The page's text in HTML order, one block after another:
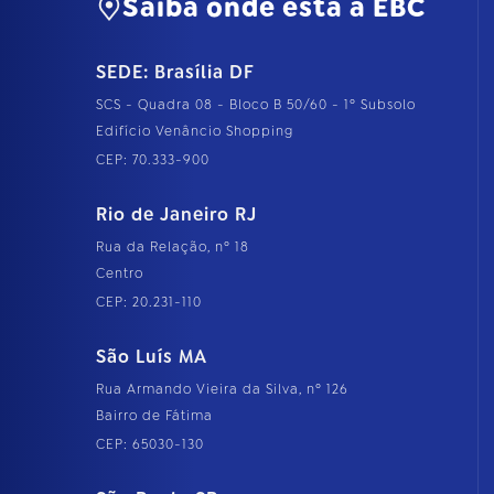
Saiba onde está a EBC
SEDE: Brasília DF
SCS - Quadra 08 - Bloco B 50/60 - 1º Subsolo
Edifício Venâncio Shopping
CEP: 70.333-900
Rio de Janeiro RJ
Rua da Relação, nº 18
Centro
CEP: 20.231-110
São Luís MA
Rua Armando Vieira da Silva, nº 126
Bairro de Fátima
CEP: 65030-130